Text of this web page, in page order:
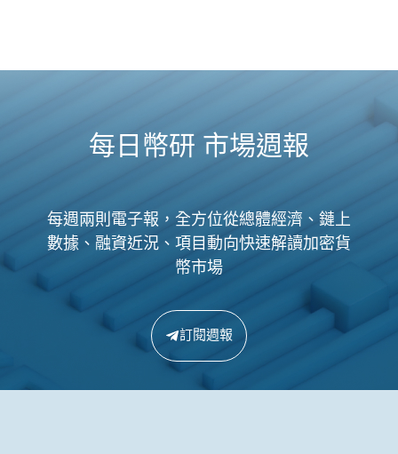
每日幣研 市場週報
每週兩則電子報，全方位從總體經濟、鏈上
數據、融資近況、項目動向快速解讀加密貨
幣市場
訂閱週報